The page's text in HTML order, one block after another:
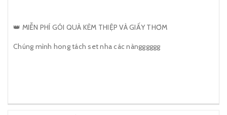
👑 MIỄN PHÍ GÓI QUÀ KÈM THIỆP VÀ GIẤY THƠM
Chúng mình hong tách set nha các nàngggggg